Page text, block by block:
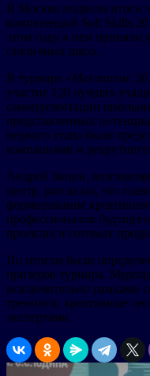
В Москве подвели итоги
компетенций Soft Skills
этом году в нем приняли
столичных школ.
В турнире «Мегаполис
участие 120 лучших
самопрезентации
представленных
первого этапа были
компаниями и
Андрей Зинин,
центр, рассказал, что
формирование
профессионалов
проектах и готовых
По итогам были
призеров турнира.
исключительно рамками
тренинги, креативные
экспертами.